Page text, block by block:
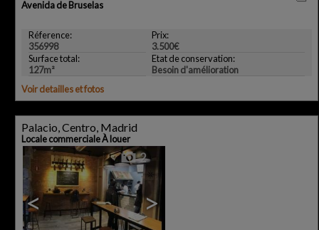
Avenida de Bruselas
Réference:
356998
Prix:
3.500€
Surface total:
127m²
Etat de conservation:
Besoin d'amélioration
Voir detailles et fotos
Palacio, Centro, Madrid
Locale commerciale À louer
< >
2